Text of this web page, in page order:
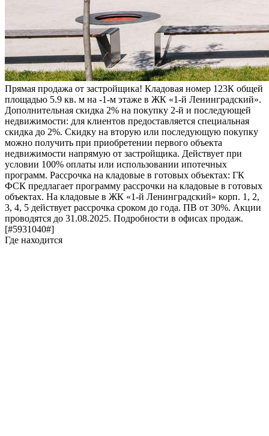
Прямая продажа от застройщика! Кладовая номер 123К общей
площадью 5.9 кв. м на -1-м этаже в ЖК «1-й Ленинградский».
Дополнительная скидка 2% на покупку 2-й и последующей
недвижимости: для клиентов предоставляется специальная
скидка до 2%. Скидку на вторую или последующую покупку
можно получить при приобретении первого объекта
недвижимости напрямую от застройщика. Действует при
условии 100% оплаты или использовании ипотечных
программ. Рассрочка на кладовые в готовых объектах: ГК
ФСК предлагает программу рассрочки на кладовые в готовых
объектах. На кладовые в ЖК «1-й Ленинградский» корп. 1, 2,
3, 4, 5 действует рассрочка сроком до года. ПВ от 30%. Акции
проводятся до 31.08.2025. Подробности в офисах продаж.
[#5931040#]
Где находится